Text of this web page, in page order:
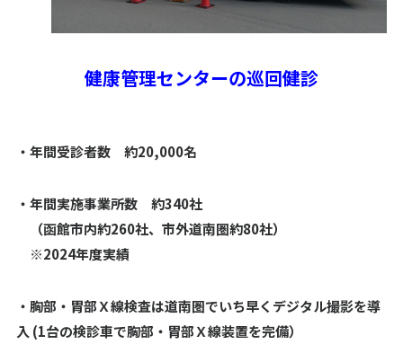
健康管理センターの巡回健診
・年間受診者数 約20,000名
・年間実施事業所数 約340社
（函館市内約260社、市外道南圏約80社）
※2024年度実績
・胸部・胃部Ｘ線検査は道南圏でいち早くデジタル撮影を導
入 (1台の検診車で胸部・胃部Ｘ線装置を完備）